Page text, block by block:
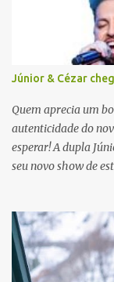
Júnior & Cézar
Quem aprecia um
autenticidade do
esperar! A dupla
seu novo show de
barriga diferente. O
por completo e já
show, é algo
tempos de ‘Clone’ e